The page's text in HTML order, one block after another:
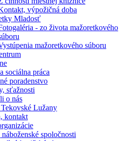
výpožičná doba
Mladosť
- zo života mažoretkového
mažoretkového súboru
sociálna práca
poradenstvo
sťažnosti
o nás
Lužany
kontakt
spoločnosti